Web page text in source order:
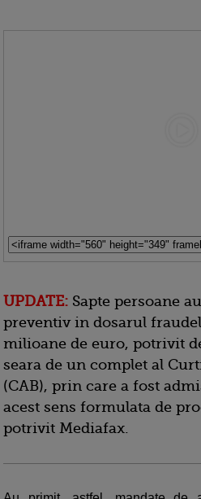
UPDATE: Sapte persoane
preventiv in dosarul
milioane de euro, potrivit
seara de un complet al
(CAB), prin care a fost
acest sens formulata de
potrivit Mediafax.